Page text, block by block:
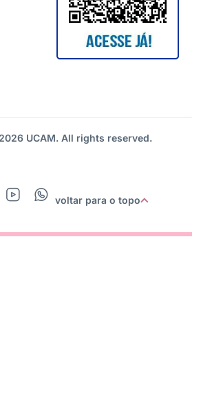
UCAM. All rights reserved.
voltar para o topo